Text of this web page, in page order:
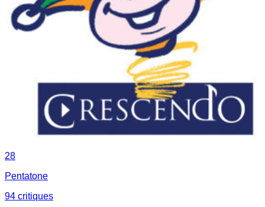
28
Pentatone
94 critiques